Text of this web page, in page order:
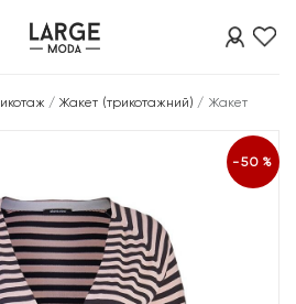
/ Жакет (трикотажний) / Жакет
-50%